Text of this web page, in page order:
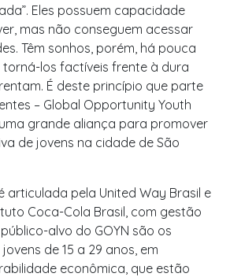
Eles possuem capacidade
mas não conseguem acessar
Têm sonhos, porém, há pouca
los factíveis frente à dura
É deste princípio que parte
– Global Opportunity Youth
grande aliança para promover
de jovens na cidade de São
articulada pela United Way Brasil e
Coca-Cola Brasil, com gestão
alvo do GOYN são os
de 15 a 29 anos, em
econômica, que estão